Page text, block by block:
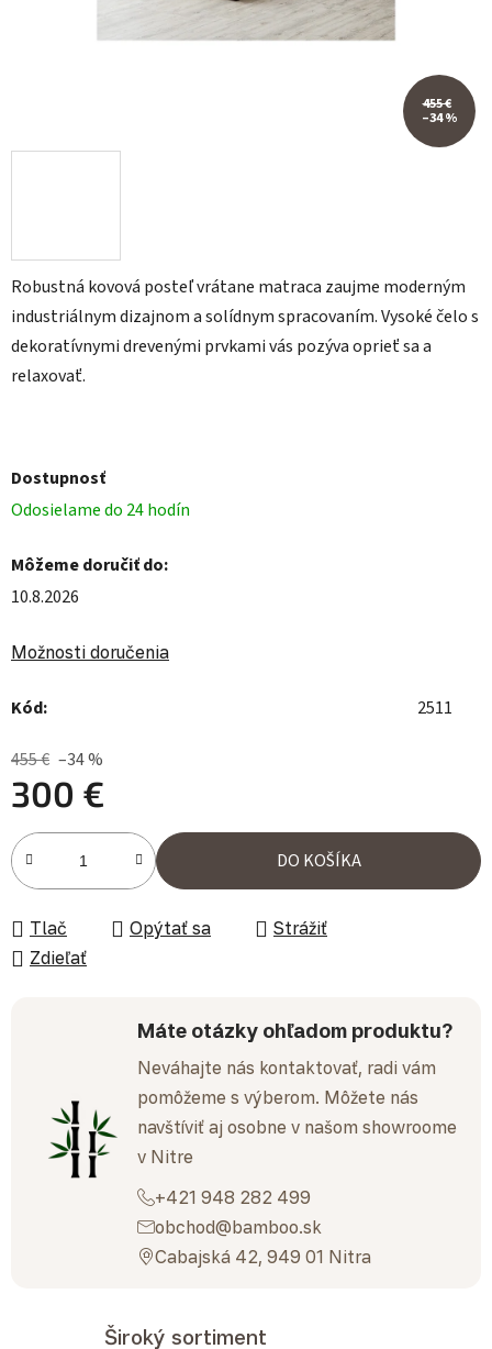
Robustná kovová posteľ vrátane matraca zaujme moderným
industriálnym dizajnom a solídnym spracovaním. Vysoké čelo s
dekoratívnymi drevenými prvkami vás pozýva oprieť sa a
relaxovať.
Dostupnosť
Odosielame do 24 hodín
Môžeme doručiť do:
10.8.2026
Možnosti doručenia
Kód: 2511
455 € –34 %
300 €
Jednotková cena:
DO KOŠÍKA
Tlač Opýtať sa
Strážiť
Zdieľať
Máte otázky ohľadom produktu?
Neváhajte nás kontaktovať, radi vám
pomôžeme s výberom. Môžete nás
navštíviť aj osobne v našom showroome
v Nitre
+421 948 282 499
obchod@bamboo.sk
Cabajská 42, 949 01 Nitra
455 €
–34 %
Široký sortiment